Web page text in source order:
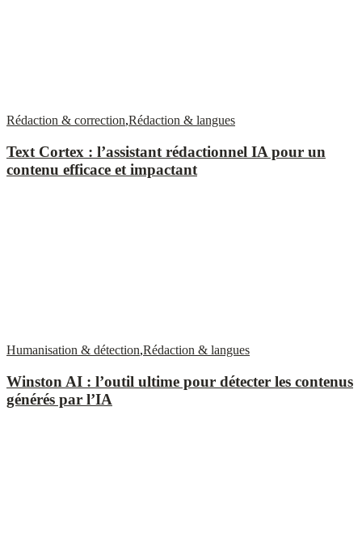
Rédaction & correction,Rédaction & langues
Text Cortex : l’assistant rédactionnel IA pour un
contenu efficace et impactant
Humanisation & détection,Rédaction & langues
Winston AI : l’outil ultime pour détecter les contenus
générés par l’IA